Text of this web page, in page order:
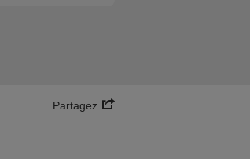
Partagez